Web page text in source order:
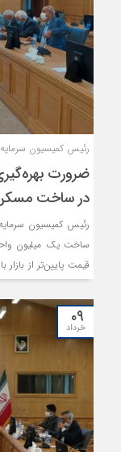
رئیس کمیسیون
ضرورت
در ساخت
رئیس کمیسیون
ساخت یک میلیون
قیمت پایین‌تر از
منابع مالی، حالا
نیازمند
سرمایه» است.
۰۹
خرداد